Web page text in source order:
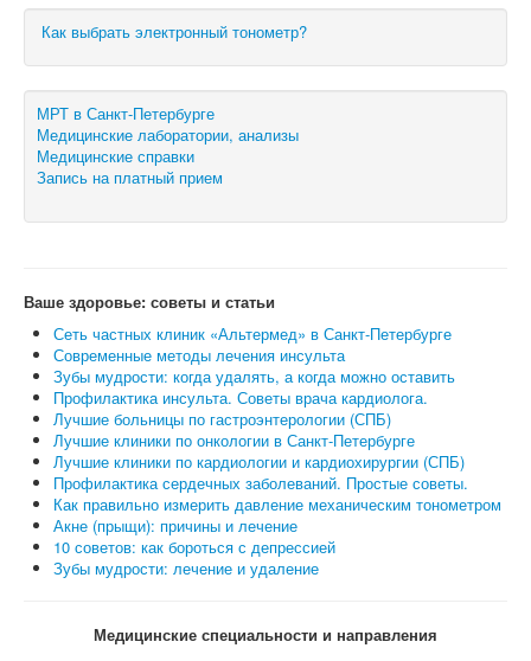
Как выбрать электронный тонометр?
МРТ в Санкт-Петербурге
Медицинские лаборатории, анализы
Медицинские справки
Запись на платный прием
Ваше здоровье: советы и статьи
Сеть частных клиник «Альтермед» в Санкт-Петербурге
Современные методы лечения инсульта
Зубы мудрости: когда удалять, а когда можно оставить
Профилактика инсульта. Советы врача кардиолога.
Лучшие больницы по гастроэнтерологии (СПБ)
Лучшие клиники по онкологии в Санкт-Петербурге
Лучшие клиники по кардиологии и кардиохирургии (СПБ)
Профилактика сердечных заболеваний. Простые советы.
Как правильно измерить давление механическим тонометром
Акне (прыщи): причины и лечение
10 советов: как бороться с депрессией
Зубы мудрости: лечение и удаление
Медицинские специальности и направления